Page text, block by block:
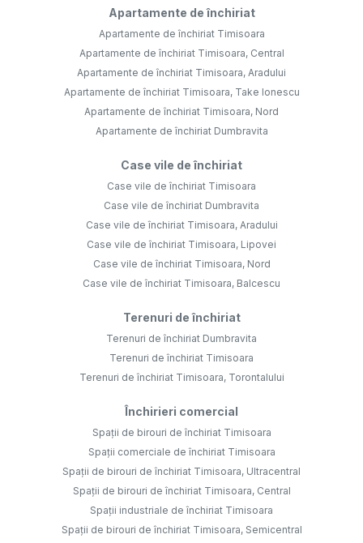
Apartamente de închiriat
Apartamente de închiriat Timisoara
Apartamente de închiriat Timisoara, Central
Apartamente de închiriat Timisoara, Aradului
Apartamente de închiriat Timisoara, Take Ionescu
Apartamente de închiriat Timisoara, Nord
Apartamente de închiriat Dumbravita
Case vile de închiriat
Case vile de închiriat Timisoara
Case vile de închiriat Dumbravita
Case vile de închiriat Timisoara, Aradului
Case vile de închiriat Timisoara, Lipovei
Case vile de închiriat Timisoara, Nord
Case vile de închiriat Timisoara, Balcescu
Terenuri de închiriat
Terenuri de închiriat Dumbravita
Terenuri de închiriat Timisoara
Terenuri de închiriat Timisoara, Torontalului
Închirieri comercial
Spații de birouri de închiriat Timisoara
Spații comerciale de închiriat Timisoara
Spații de birouri de închiriat Timisoara, Ultracentral
Spații de birouri de închiriat Timisoara, Central
Spații industriale de închiriat Timisoara
Spații de birouri de închiriat Timisoara, Semicentral